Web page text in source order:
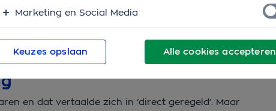
klantonderzoek. In haar nieuwe merkstrategie stelt
centraal. Onderdeel van de andere koers is ook een
‘Ja, dat is OHRA’.
en dat vertaalde zich in ‘direct geregeld’. Maar
Alle cookies accepteren
Marketing en Social Media
Keuzes opslaan